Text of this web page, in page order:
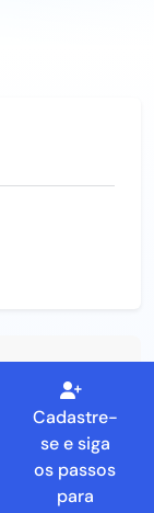
Cadastre-
se e siga
os passos
para